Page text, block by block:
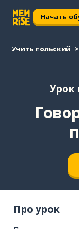
Начать
Учить польский
Урок
Про урок